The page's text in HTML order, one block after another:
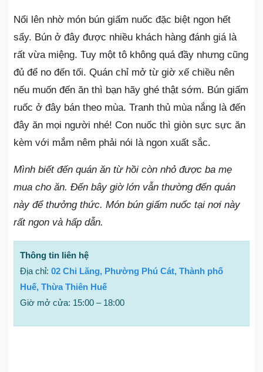
Nổi lên nhờ món bún giấm nuốc đặc biệt ngon hết
sẩy. Bún ở đây được nhiều khách hàng đánh giá là
rất vừa miệng. Tuy một tô không quá đầy nhưng cũng
đủ để no đến tối. Quán chỉ mở từ giờ xế chiều nên
nếu muốn đến ăn thì bạn hãy ghé thật sớm. Bún giấm
ruốc ở đây bán theo mùa. Tranh thủ mùa nắng là đến
đây ăn mọi người nhé! Con nuốc thì giòn sực sực ăn
kèm với mắm nêm phải nói là ngon xuất sắc.
Mình biết đến quán ăn từ hồi còn nhỏ được ba mẹ
mua cho ăn. Đến bây giờ lớn vẫn thường đến quán
này để thưởng thức. Món bún giấm nuốc tại nơi này
rất ngon và hấp dẫn.
Thông tin liên hệ
Địa chỉ: 02 Chi Lăng, Phường Phú Cát, Thành phố
Huế, Thừa Thiên Huế
Giờ mở cửa: 15:00 – 18:00